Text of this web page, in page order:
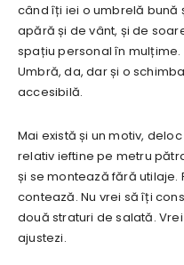
când îți iei o umbrelă bună
apără și de vânt, și de
spațiu personal în
Umbră, da, dar și o
accesibilă.
Mai există și un motiv,
relativ ieftine pe metru
și se montează fără
contează. Nu vrei să îți
două straturi de salată.
ajustezi.